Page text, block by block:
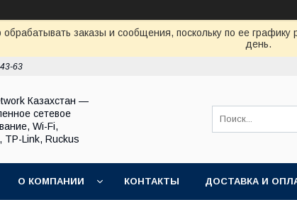
заказы и сообщения, поскольку по ее
день.
63
Казахстан —
сетевое
Wi-Fi,
TP-Link, Ruckus
О КОМПАНИИ КОНТАКТЫ ДОСТАВКА И